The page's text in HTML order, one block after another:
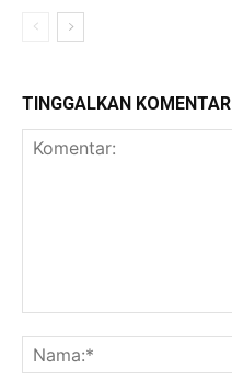
TINGGALKAN KOMENTAR